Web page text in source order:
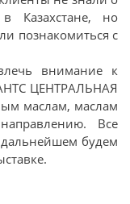
Казахстане, но
познакомиться с
внимание к
ЦЕНТРАЛЬНАЯ
маслам, маслам
Все
будем